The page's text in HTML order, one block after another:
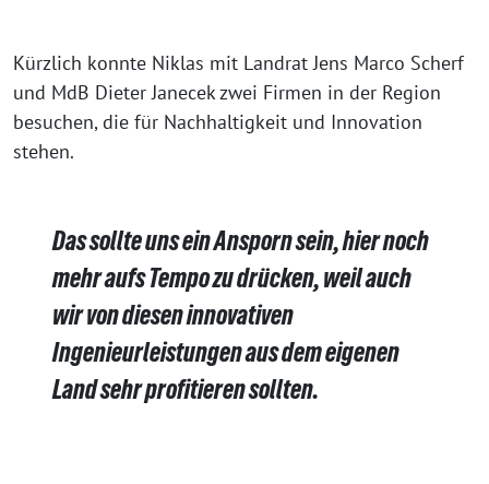
Kürzlich konnte Niklas mit Landrat Jens Marco Scherf
und MdB Dieter Janecek zwei Firmen in der Region
besuchen, die für Nachhaltigkeit und Innovation
stehen.
Das sollte uns ein Ansporn sein, hier noch
mehr aufs Tempo zu drücken, weil auch
wir von diesen innovativen
Ingenieurleistungen aus dem eigenen
Land sehr profitieren sollten.